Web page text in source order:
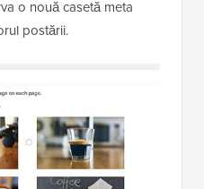
o nouă casetă meta
postării.